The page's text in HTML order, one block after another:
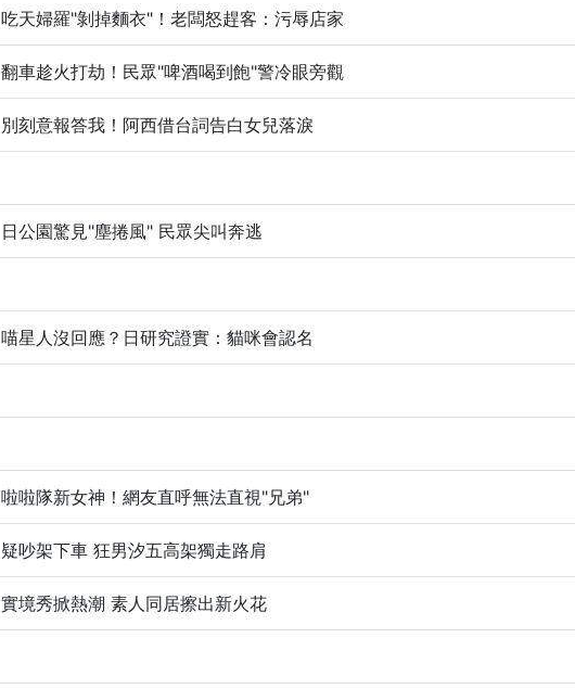
吃天婦羅"剝掉麵衣"！老闆怒趕客：污辱店家
翻車趁火打劫！民眾"啤酒喝到飽"警冷眼旁觀
別刻意報答我！阿西借台詞告白女兒落淚
日公園驚見"塵捲風" 民眾尖叫奔逃
喵星人沒回應？日研究證實：貓咪會認名
啦啦隊新女神！網友直呼無法直視"兄弟"
疑吵架下車 狂男汐五高架獨走路肩
實境秀掀熱潮 素人同居擦出新火花